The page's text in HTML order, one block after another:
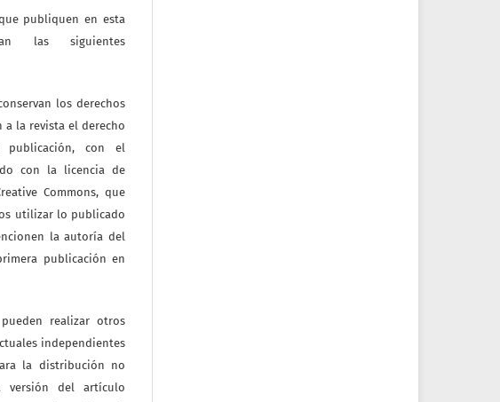
publiquen en esta
las siguientes
los derechos
a la revista el derecho
con el
con la licencia de
Commons, que
utilizar lo publicado
la autoría del
publicación en
realizar otros
independientes
la distribución no
versión del artículo